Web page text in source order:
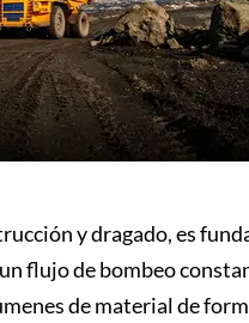
y dragado, es
flujo de bombeo
de material de